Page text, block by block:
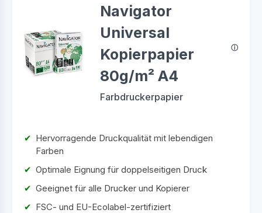
Navigator
Universal
Kopierpapier
80g/m² A4
Farbdruckerpapier
Hervorragende Druckqualität mit lebendigen
Farben
Optimale Eignung für doppelseitigen Druck
Geeignet für alle Drucker und Kopierer
FSC- und EU-Ecolabel-zertifiziert